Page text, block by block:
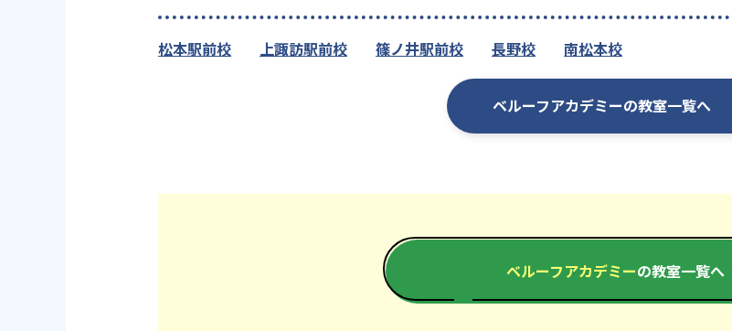
松本駅前校 上諏訪駅前校 篠ノ井駅前校 長野校 南松本校
ベルーフアカデミーの教室一覧へ
ベルーフアカデミーの教室一覧へ